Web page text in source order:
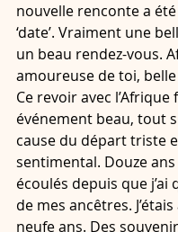
nouvelle renconte a
‘date’. Vraiment une
un beau rendez-vous.
amoureuse de toi,
Ce revoir avec l’Afrique
événement beau, tout
cause du départ triste
sentimental. Douze
écoulés depuis que
de mes ancêtres.
neufe ans. Des